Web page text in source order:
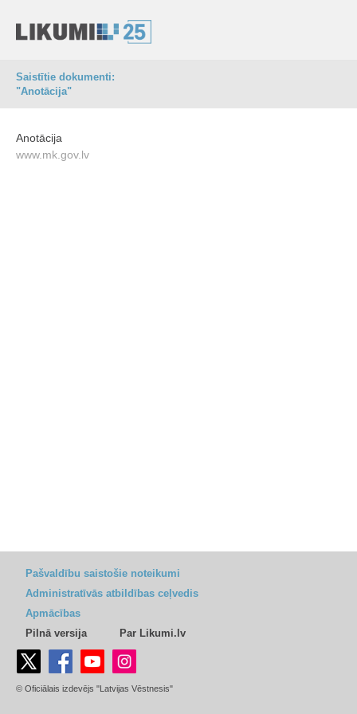
Saistītie dokumenti:
"Anotācija"
Anotācija
www.mk.gov.lv
Pašvaldību saistošie noteikumi
Administratīvās atbildības ceļvedis
Apmācības
Pilnā versija
Par Likumi.lv
© Oficiālais izdevējs "Latvijas Vēstnesis"